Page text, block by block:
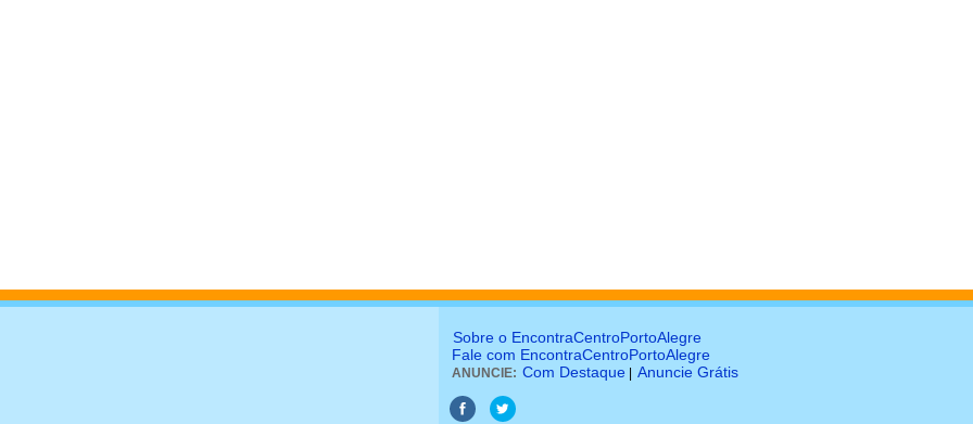
Sobre o EncontraCentroPortoAlegre
Fale com EncontraCentroPortoAlegre
ANUNCIE: Com Destaque Anuncie Grátis